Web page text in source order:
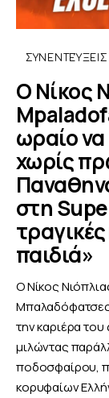
ΣΥΝΕΝΤΕΎΞΕΙΣ
Ο Νίκος
ωραίο να
χωρίς
στη
τραγικές
παιδιά»
Ο Νίκος
Μπαλαδόφατσες
την καριέρα
μιλώντας
ποδοσφαίρου,
κορυφαίων